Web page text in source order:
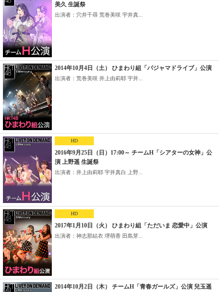
美久 生誕祭
出演者：穴井千尋 荒巻美咲 宇井真...
2014年10月4日（土） ひまわり組「パジャマドライブ」公演
出演者：荒巻美咲 井上由莉耶 宇井...
HD
2016年9月25日（日）17:00～ チームH「シアターの女神」公
演 上野遥 生誕祭
出演者：井上由莉耶 宇井真白 上野...
HD
2017年1月10日（火） ひまわり組「ただいま 恋愛中」公演
出演者：神志那結衣 堺萌香 田島芽...
2014年10月2日（木） チームH「青春ガールズ」公演 兒玉遥